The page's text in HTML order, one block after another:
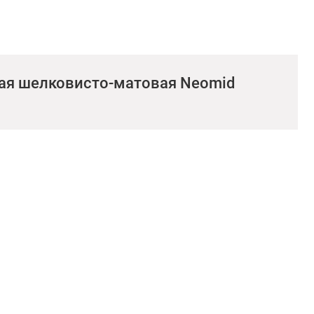
шелковисто-матовая Neomid